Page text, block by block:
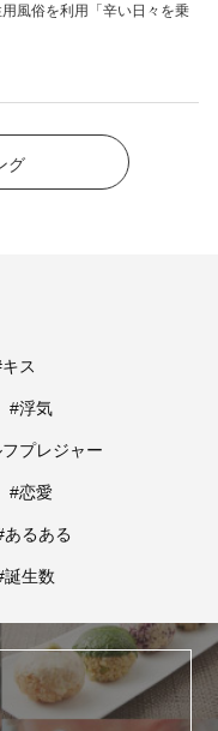
風俗を利用「辛い日々を乗
グ
ス
#浮気
プレジャー
#恋愛
あるある
誕生数